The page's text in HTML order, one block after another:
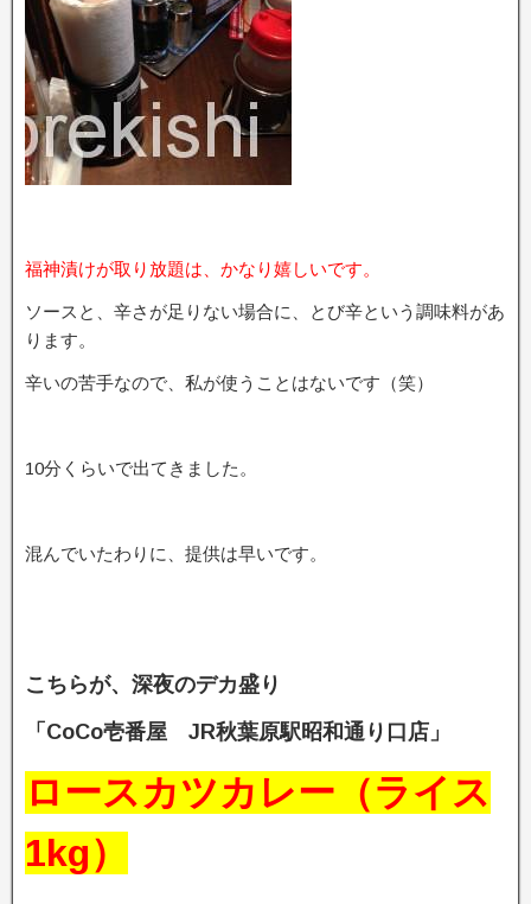
福神漬けが取り放題は、かなり嬉しいです。
ソースと、辛さが足りない場合に、とび辛という調味料があ
ります。
辛いの苦手なので、私が使うことはないです（笑）
10分くらいで出てきました。
混んでいたわりに、提供は早いです。
こちらが、深夜のデカ盛り
「CoCo壱番屋 JR秋葉原駅昭和通り口店」
ロースカツカレー（ライス
1kg）